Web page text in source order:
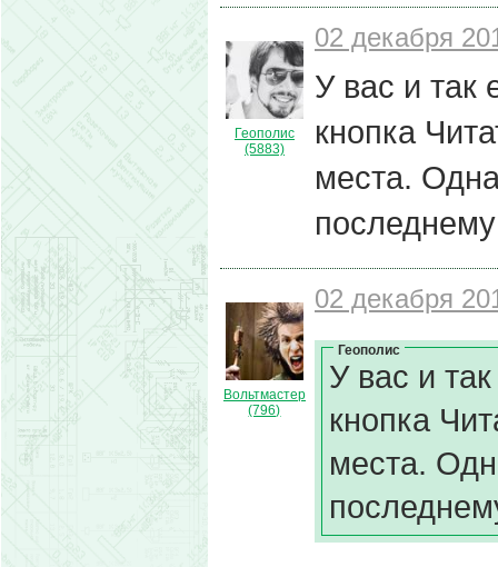
Геополис
(5883)
02 декабря
У вас и так
кнопка
места.
Вольтмастер
(796)
02 декабря
Геополис
У вас и
кнопка
места.